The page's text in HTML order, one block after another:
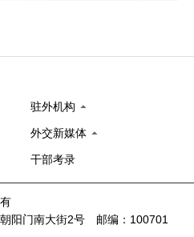
驻外机构
外交新媒体
干部考录
阳门南大街2号 邮编：100701